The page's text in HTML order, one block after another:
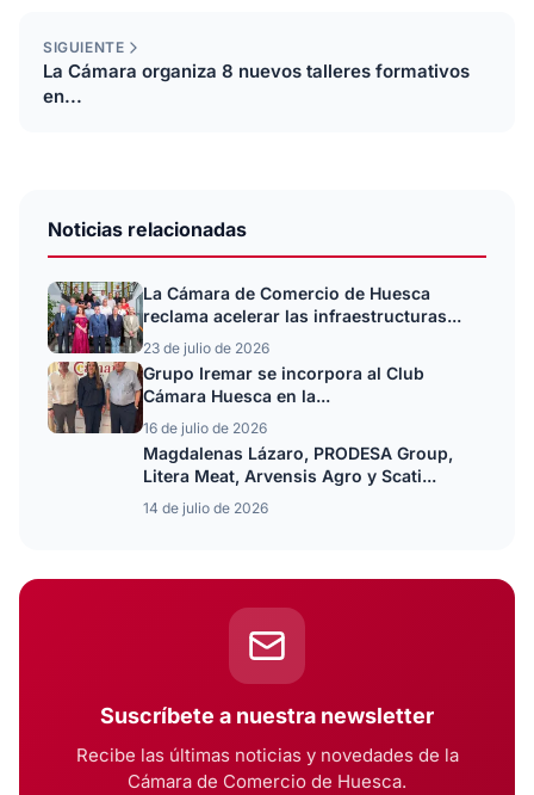
SIGUIENTE
La Cámara organiza 8 nuevos talleres formativos
en...
Noticias relacionadas
La Cámara de Comercio de Huesca
reclama acelerar las infraestructuras...
23 de julio de 2026
Grupo Iremar se incorpora al Club
Cámara Huesca en la...
16 de julio de 2026
Magdalenas Lázaro, PRODESA Group,
Litera Meat, Arvensis Agro y Scati...
14 de julio de 2026
Suscríbete a nuestra newsletter
Recibe las últimas noticias y novedades de la
Cámara de Comercio de Huesca.